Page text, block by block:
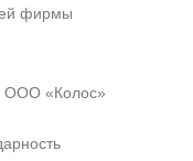
фирмы
ООО «Колос»